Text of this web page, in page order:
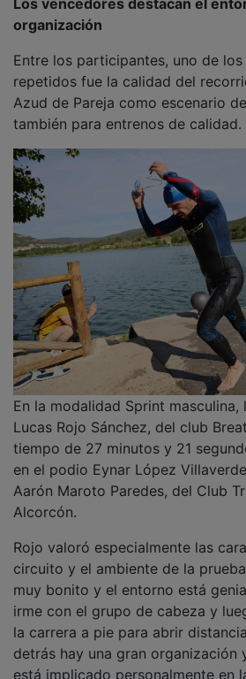
En la modalidad Sprint masculina,
tiempo de 27 minutos y 21
en el podio Eynar López
Aarón Maroto Paredes, del Club
Alcorcón.
Rojo valoró especialmente las
circuito y el ambiente de la
muy bonito y el entorno está
irme con el grupo de cabeza y
la carrera a pie para abrir
detrás hay una gran organización
está implicado personalmente en
deportista madrileño, que
volverá a Pareja en futuras
PUBLICIDAD